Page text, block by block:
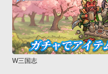
・交通取締まり情報を評価で
・委員ランクが昇格する
・各種設定機能(近接アラーム
・横画面が使える
・広告が出ない【テキスト読
W三国志